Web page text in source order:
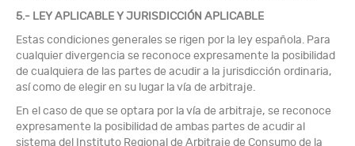
5.- LEY APLICABLE Y JURISDICCIÓN APLICABLE
Estas condiciones generales se rigen por la ley española. Para
cualquier divergencia se reconoce expresamente la posibilidad
de cualquiera de las partes de acudir a la jurisdicción ordinaria,
así como de elegir en su lugar la vía de arbitraje.
En el caso de que se optara por la vía de arbitraje, se reconoce
expresamente la posibilidad de ambas partes de acudir al
sistema del Instituto Regional de Arbitraje de Consumo de la